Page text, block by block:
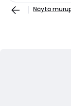
Näytä